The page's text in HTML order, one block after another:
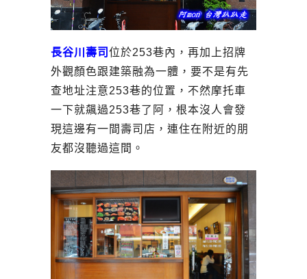
長谷川壽司 位於253巷內，再加上招牌
外觀顏色跟建築融為一體，要不是有先
查地址注意253巷的位置，不然摩托車
一下就飆過253巷了阿，根本沒人會發
現這邊有一間壽司店，連住在附近的朋
友都沒聽過這間。